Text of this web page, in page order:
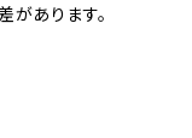
あります。